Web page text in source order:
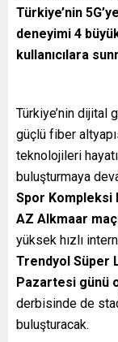
Türkiye’nin
deneyimi 4
kullanıcılara
Türkiye’nin dijital
güçlü fiber
teknolojileri
buluşturmaya
Spor Kompleksi
AZ Alkmaar
yüksek hızlı
Trendyol Süper
Pazartesi günü
derbisinde de
buluşturacak.